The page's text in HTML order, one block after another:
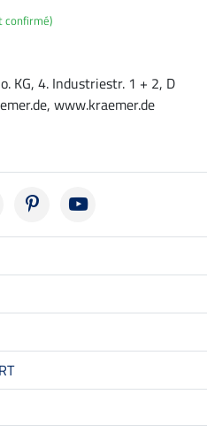
confirmé)
KG, 4. Industriestr. 1 + 2, D
www.kraemer.de